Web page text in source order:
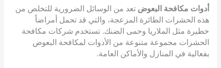
أدوات مكافحة البعوض تعد من الوسائل الضرورية للتخلص من
هذه الحشرات الطائرة المزعجة، والتي قد تحمل أمراضاً
خطيرة مثل الملاريا وحمى الضنك. تستخدم شركات مكافحة
الحشرات مجموعة متنوعة من الأدوات لمكافحة البعوض
بفعالية في المنازل والأماكن العامة.